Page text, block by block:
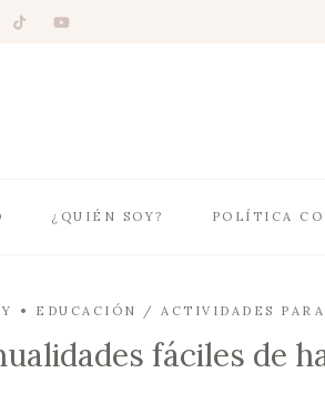
¿QUIÉN SOY? POLÍTICA
EDUCACIÓN / ACTIVIDADES
fáciles de